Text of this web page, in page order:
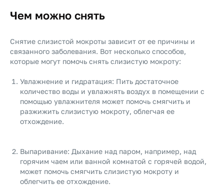
Чем можно снять
Снятие слизистой мокроты зависит от ее причины и
связанного заболевания. Вот несколько способов,
которые могут помочь снять слизистую мокроту:
Увлажнение и гидратация: Пить достаточное
количество воды и увлажнять воздух в помещении с
помощью увлажнителя может помочь смягчить и
разжижить слизистую мокроту, облегчая ее
отхождение.
Выпаривание: Дыхание над паром, например, над
горячим чаем или ванной комнатой с горячей водой,
может помочь смягчить слизистую мокроту и
облегчить ее отхождение.